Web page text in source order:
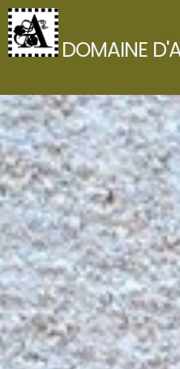
Skip
to
content
DOMAINE